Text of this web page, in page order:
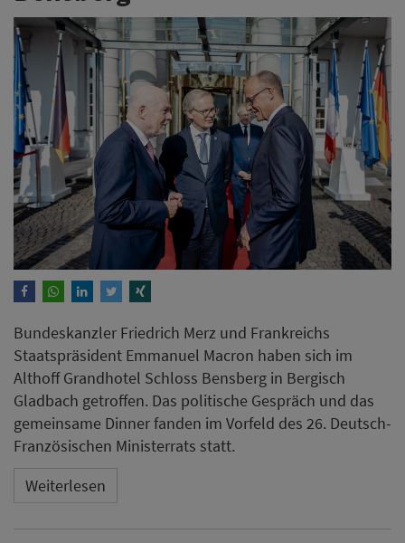
Bundeskanzler Friedrich Merz und Frankreichs
Staatspräsident Emmanuel Macron haben sich im
Althoff Grandhotel Schloss Bensberg in Bergisch
Gladbach getroffen. Das politische Gespräch und das
gemeinsame Dinner fanden im Vorfeld des 26. Deutsch-
Französischen Ministerrats statt.
Weiterlesen